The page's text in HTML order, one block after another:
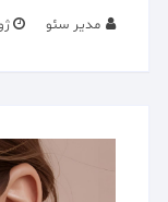
مدیر سئو